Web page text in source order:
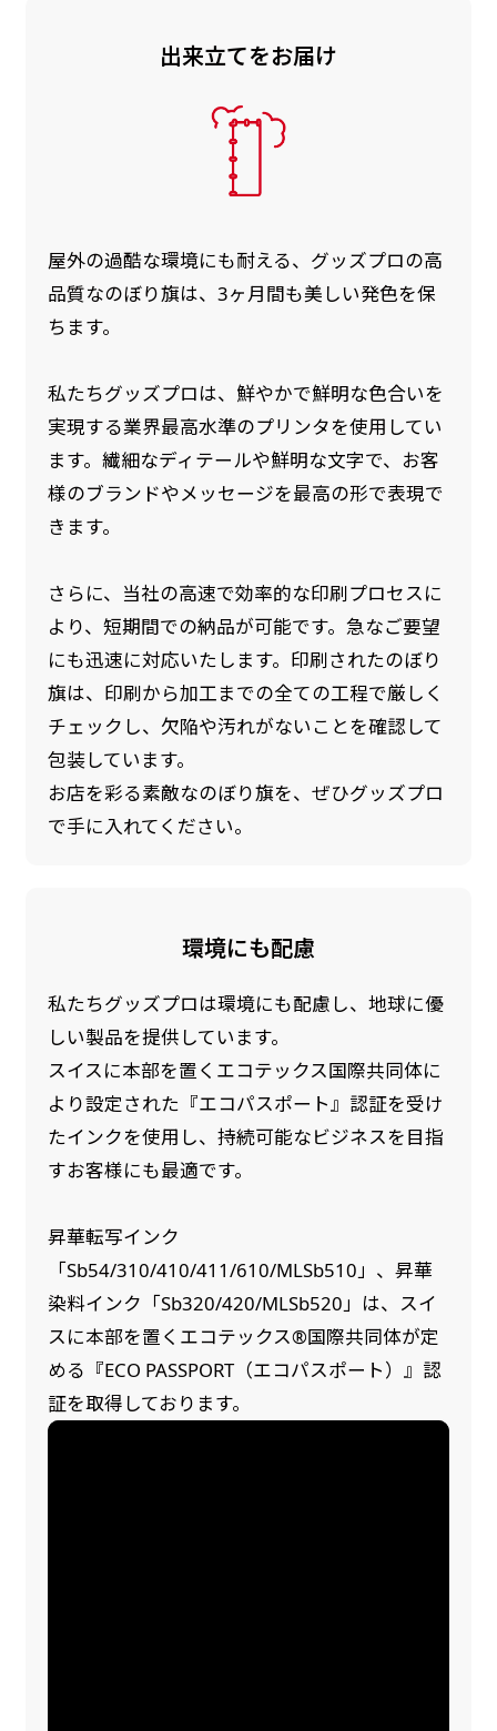
出来立てをお届け
屋外の過酷な環境にも耐える、グッズプロの高
品質なのぼり旗は、3ヶ月間も美しい発色を保
ちます。
私たちグッズプロは、鮮やかで鮮明な色合いを
実現する業界最高水準のプリンタを使用してい
ます。繊細なディテールや鮮明な文字で、お客
様のブランドやメッセージを最高の形で表現で
きます。
さらに、当社の高速で効率的な印刷プロセスに
より、短期間での納品が可能です。急なご要望
にも迅速に対応いたします。印刷されたのぼり
旗は、印刷から加工までの全ての工程で厳しく
チェックし、欠陥や汚れがないことを確認して
包装しています。
お店を彩る素敵なのぼり旗を、ぜひグッズプロ
で手に入れてください。
環境にも配慮
私たちグッズプロは環境にも配慮し、地球に優
しい製品を提供しています。
スイスに本部を置くエコテックス国際共同体に
より設定された『エコパスポート』認証を受け
たインクを使用し、持続可能なビジネスを目指
すお客様にも最適です。
昇華転写インク
「Sb54/310/410/411/610/MLSb510」、昇華
染料インク「Sb320/420/MLSb520」は、スイ
スに本部を置くエコテックス®国際共同体が定
める『ECO PASSPORT（エコパスポート）』認
証を取得しております。